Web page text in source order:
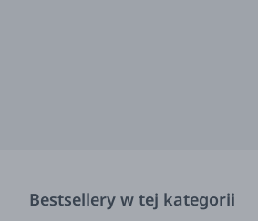
Bestsellery w tej kategorii